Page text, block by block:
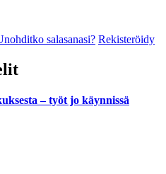
salasanasi? Rekisteröidy
– työt jo käynnissä